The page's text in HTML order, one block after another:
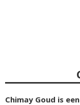
Chimay Goud is een